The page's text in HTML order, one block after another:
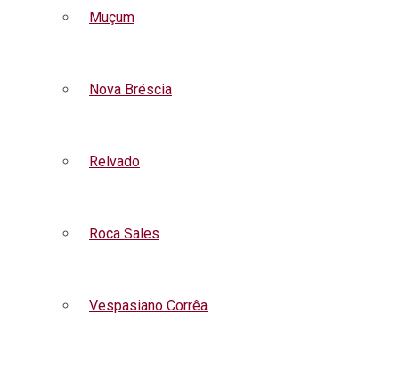
Muçum
Nova Bréscia
Relvado
Roca Sales
Vespasiano Corrêa